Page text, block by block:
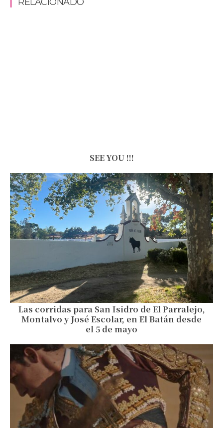
SEE YOU !!!
Las corridas para San Isidro de El Parralejo,
Montalvo y José Escolar, en El Batán desde
el 5 de mayo